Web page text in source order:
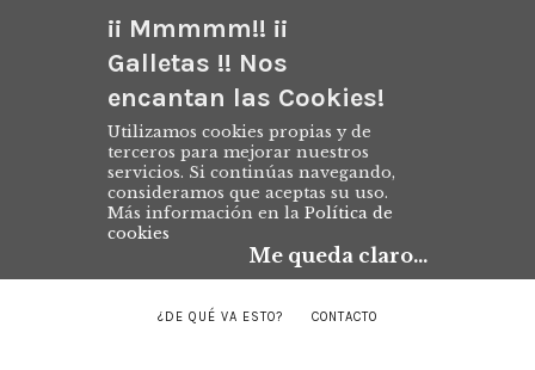
¡¡ Mmmmm!! ¡¡
Galletas !! Nos
encantan las Cookies!
Utilizamos cookies propias y de
terceros para mejorar nuestros
servicios. Si continúas navegando,
consideramos que aceptas su uso.
Más información en la Política de
cookies
Me queda claro...
¿DE QUÉ VA ESTO? CONTACTO